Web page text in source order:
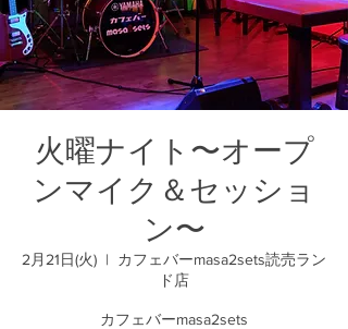
火曜ナイト〜オープ
ンマイク＆セッショ
ン〜
2月21日(火)
  |
カフェバーmasa2sets読売ラン
ド店
カフェバーmasa2sets